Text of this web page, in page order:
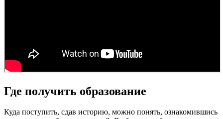
Где получить образование
Куда поступить, сдав историю, можно понять, ознакомившись